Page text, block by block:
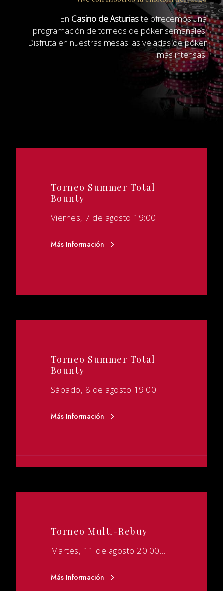
En Casino de Asturiaste ofrecemos una
programación de torneos de póker semanales.
Disfruta en nuestras mesas las veladas de póker
más intensas.
Torneo Summer Total
Bounty
Viernes, 7 de agosto 19:00…
Más Información
Torneo Summer Total
Bounty
Sábado, 8 de agosto 19:00…
Más Información
Torneo Multi-Rebuy
Martes, 11 de agosto 20:00…
Más Información